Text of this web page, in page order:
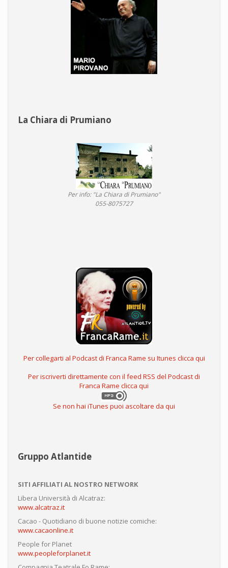
La Chiara di Prumiano
Per info: "La Chiara di Prumiano"
055-8075727
Per collegarti al Podcast di Franca Rame su Itunes clicca qui
Per iscriverti direttamente con il feed RSS del Podcast di
Franca Rame clicca qui
Se non hai iTunes puoi ascoltare da qui
Gruppo Atlantide
SITI AFFILIATI AL NOSTRO NETWORK
Libera Università di Alcatraz:
www.alcatraz.it
Cacao - Quotidiano di buone notizie comiche:
www.cacaonline.it
People for Planet
www.peopleforplanet.it